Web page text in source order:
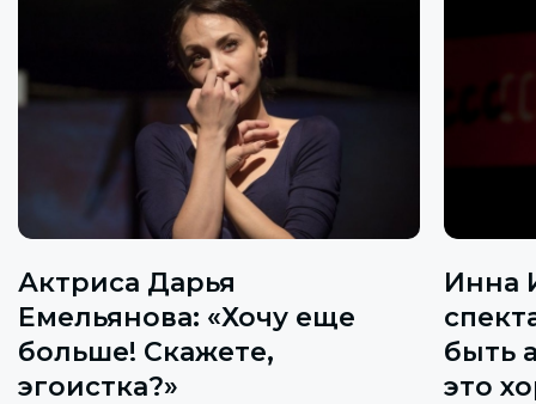
Актриса Дарья
Емельянова: «Хочу еще
больше! Скажете,
эгоистка?»
Инна
быть
это